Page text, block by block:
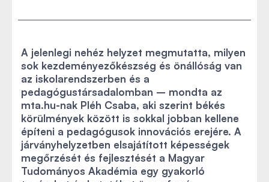
A jelenlegi nehéz helyzet megmutatta, milyen
sok kezdeményezőkészség és önállóság van
az iskolarendszerben és a
pedagógustársadalomban – mondta az
mta.hu-nak Pléh Csaba, aki szerint békés
körülmények között is sokkal jobban kellene
építeni a pedagógusok innovációs erejére. A
járványhelyzetben elsajátított képességek
megőrzését és fejlesztését a Magyar
Tudományos Akadémia egy gyakorló